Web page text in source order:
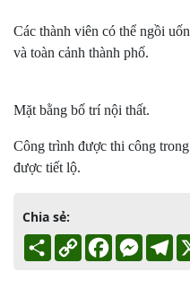
Các thành viên có thể ngồi
và toàn cảnh thành phố.
Mặt bằng bố trí nội thất.
Công trình được thi công
được tiết lộ.
Chia sẻ:
ShareCopy
Link
Facebook